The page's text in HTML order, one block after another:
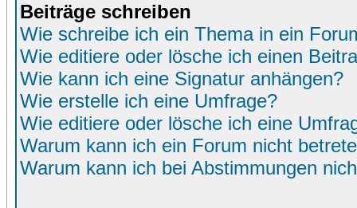
Beiträge schreiben
Wie schreibe ich ein Thema in ein
Wie editiere oder lösche ich einen
Wie kann ich eine Signatur anhängen?
Wie erstelle ich eine Umfrage?
Wie editiere oder lösche ich eine
Warum kann ich ein Forum nicht
Warum kann ich bei Abstimmungen